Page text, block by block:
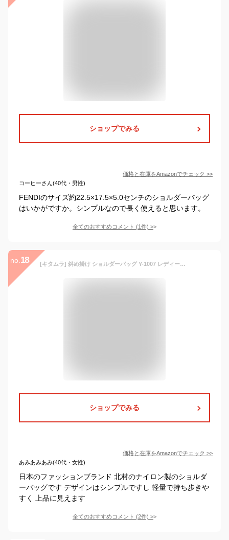
ショップでみる
価格と在庫をAmazonでチェック >>
コーヒーさん(40代・男性)
FENDIのサイズ約22.5×17.5×5.0センチのショルダーバッグ
はいかがですか。シンプルなので長く使えると思います。
全てのおすすめコメント (1件) >
no. 18 [キタムラ] 斜め掛け ショルダーバッグ Y-1007 レディース サンドベージュ 52521
ショップでみる
価格と在庫をAmazonでチェック >>
あみあみあみ(40代・女性)
日本のファッションブランド 北村のナイロン製のショルダ
ーバッグです デザインはシンプルですし 軽量で持ち歩きや
すく 上品に見えます
全てのおすすめコメント (2件) >